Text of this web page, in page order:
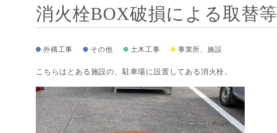
消火栓BOX破損による取替等
外構工事 その他 土木工事 事業所、施設
こちらはとある施設の、駐車場に設置してある消火栓。